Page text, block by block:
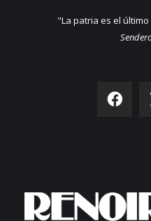
"La patria es el